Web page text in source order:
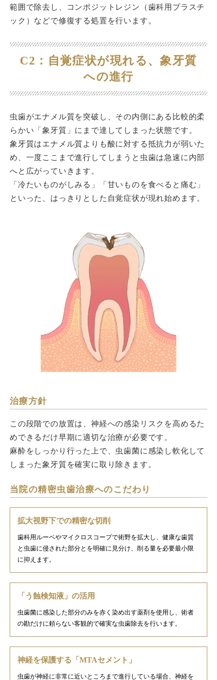
範囲で除去し、コンポジットレジン（歯科用プラスチ
ック）などで修復する処置を行います。
C2：自覚症状が現れる、象牙質
への進行
虫歯がエナメル質を突破し、その内側にある比較的柔
らかい「象牙質」にまで達してしまった状態です。
象牙質はエナメル質よりも酸に対する抵抗力が弱いた
め、一度ここまで進行してしまうと虫歯は急速に内部
へと広がっていきます。
「冷たいものがしみる」「甘いものを食べると痛む」
といった、はっきりとした自覚症状が現れ始めます。
治療方針
この段階での放置は、神経への感染リスクを高めるた
めできるだけ早期に適切な治療が必要です。
麻酔をしっかり行った上で、虫歯菌に感染し軟化して
しまった象牙質を確実に取り除きます。
当院の精密虫歯治療へのこだわり
拡大視野下での精密な切削
歯科用ルーペやマイクロスコープで術野を拡大し、健康な歯質
と虫歯に侵された部分とを明確に見分け、削る量を必要最小限
に抑えます。
「う蝕検知液」の活用
虫歯菌に感染した部分のみを赤く染め出す薬剤を使用し、術者
の勘だけに頼らない客観的で確実な虫歯除去を行います。
神経を保護する「MTAセメント」
虫歯が神経に非常に近いところまで進行している場合、神経を